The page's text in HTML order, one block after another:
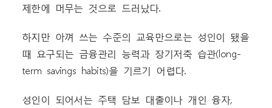
제한에 머무는 것으로 드러났다.
하지만 아껴 쓰는 수준의 교육만으로는 성인이 됐을
때 요구되는 금융관리 능력과 장기저축 습관(long-
term savings habits)을 기르기 어렵다.
성인이 되어서는 주택 담보 대출이나 개인 융자,